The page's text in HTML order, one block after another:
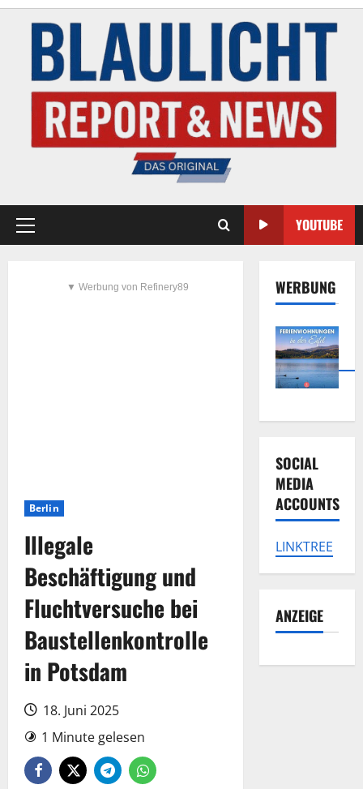
YOUTUBE
▼ Werbung von Refinery89
Berlin
Illegale
Beschäftigung und
Fluchtversuche bei
Baustellenkontrolle
in Potsdam
18. Juni 2025
1 Minute gelesen
WERBUNG
SOCIAL
MEDIA
ACCOUNTS
LINKTREE
ANZEIGE